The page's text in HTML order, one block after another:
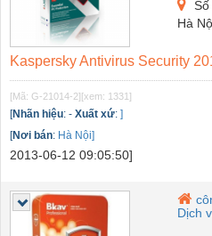
Số
Hà
Kaspersky Antivirus Security
[Mã: G-21014-2][xem: 1331]
[Nhãn hiệu: - Xuất xứ: ]
[Nơi bán: Hà Nội]
2013-06-12 09:05:50]
Dịch